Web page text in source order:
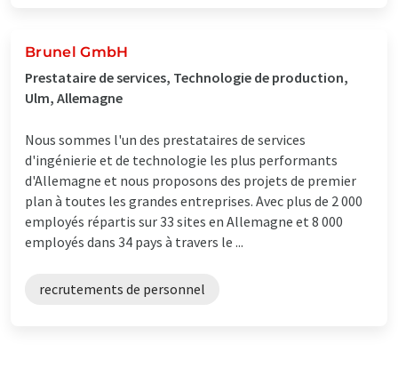
Brunel GmbH
Prestataire de services, Technologie de production,
Ulm, Allemagne
Nous sommes l'un des prestataires de services
d'ingénierie et de technologie les plus performants
d'Allemagne et nous proposons des projets de premier
plan à toutes les grandes entreprises. Avec plus de 2 000
employés répartis sur 33 sites en Allemagne et 8 000
employés dans 34 pays à travers le ...
recrutements de personnel